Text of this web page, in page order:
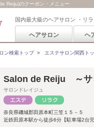
Reiju)のクーポン・メニュー
国内最大級のヘアサロン ・リ
ヘアサロン ヘ
ン検索トップ> エステサロン関西ト
Salon de Reiju ～サ
サロンドレイジュ
奈良県磯城郡田原本町三笠１５－５
近鉄田原本駅から徒歩6分【駐車場2台完